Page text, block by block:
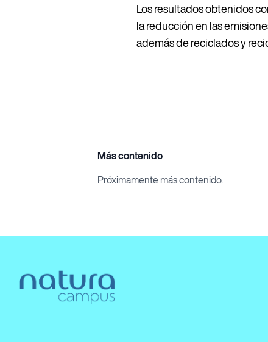
Los resultados obtenidos
la reducción en las
además de reciclados y
Más contenido
Próximamente más contenido.